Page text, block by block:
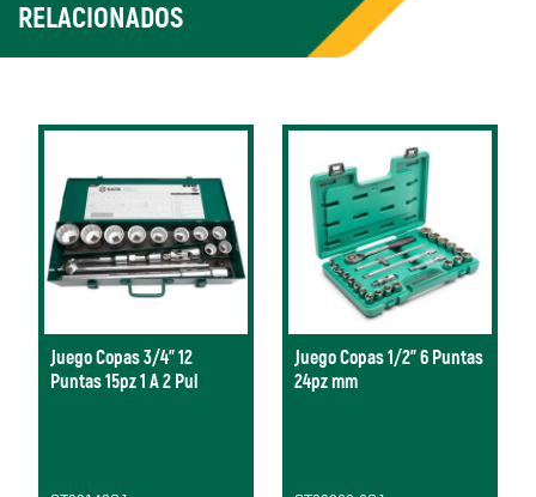
RELACIONADOS
Juego Copas 3/4" 12
Puntas 15pz 1 A 2 Pul
Juego Copas 1/2" 6 Puntas
24pz mm